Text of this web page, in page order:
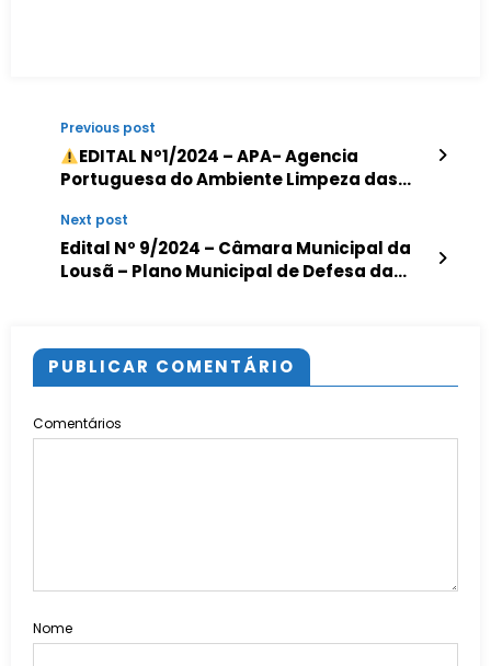
Previous post
EDITAL Nº1/2024 – APA- Agencia
Portuguesa do Ambiente Limpeza das
Next post
Edital Nº 9/2024 – Câmara Municipal da
Lousã – Plano Municipal de Defesa da
PUBLICAR COMENTÁRIO
Comentários
Nome